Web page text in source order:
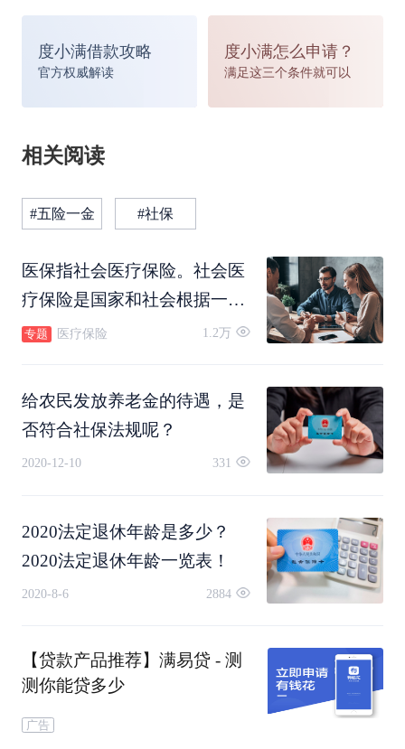
险，所以说就被称之为是养老金。
更多的含义就是自己退休以后，主要是用作自己养
老以后的生活费的来源，那么被称之为是养老金，
其实它的整体含义跟退休金其实没有太大的区别，
因为都是自己退休以后才能够获得这笔收入，而这
可以领取终身的，只要是人活着，那么这个钱是可
以一直领取的，并且每一年随着自己退休年限的不
因为根据过去的数据我们可以看到，从2005年开
始，一直到今年2020年，我们国家对于退休人员养
养老金不，但是能够保证按时所有的发放，还可以
保证一年比一年更多，所以说这就是养老金，当然
非常关键的，也是对于我们今后养老生活的一个最
基本的保障。有了养老金，那么我们就可以对于老
度小满借款攻略
官方权威解读
度小满怎么申请？
满足这三个条件就可以
相关阅读
#五险一金 #社保
医保指社会医疗保险。社会医
疗保险是国家和社会根据一定
的法律法规，为向保障范围内
度。
专题 医疗保险 1.2万
给农民发放养老金的待遇，是
否符合社保法规呢？
2020-12-10 331
2020法定退休年龄是多少？
2020法定退休年龄一览表！
2020-8-6 2884
【贷款产品推荐】满易贷 - 测
测你能贷多少
广告